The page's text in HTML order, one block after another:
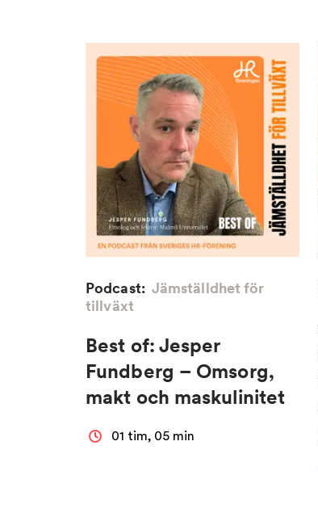
Podcast: Jämställdhet för
tillväxt
Best of: Jesper
Fundberg – Omsorg,
makt och maskulinitet
01 tim, 05 min